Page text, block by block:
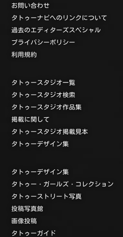
お問い合わせ
タトゥーナビへのリンクについて
過去のエディターズスペシャル
プライバシーポリシー
利用規約
タトゥースタジオ一覧
タトゥースタジオ検索
タトゥースタジオ作品集
掲載に関して
タトゥースタジオ掲載見本
タトゥーデザイン集
タトゥーデザイン集
タトゥー・ガールズ・コレクション
タトゥーストリート写真
投稿写真館
画像投稿
タトゥーガイド